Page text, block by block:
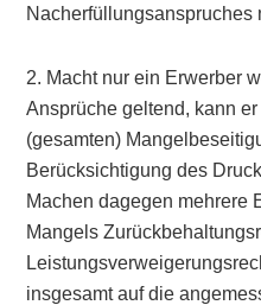
Nacherfüllungsanspruches
2. Macht nur ein Erwerber
Ansprüche geltend, kann
(gesamten)
Berücksichtigung des
Machen dagegen mehrere
Mangels
insgesamt auf die